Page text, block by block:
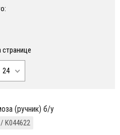
странице
24
(ручник) б/у
K044622